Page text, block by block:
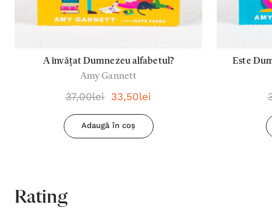
A învățat Dumnezeu alfabetul?
Amy Gannett
37,00lei 33,50lei
Adaugă în coș
Este
Rating